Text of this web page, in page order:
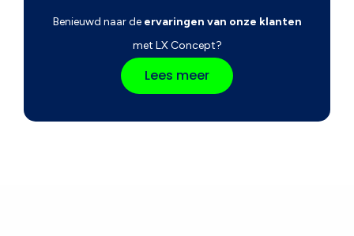
Benieuwd naar de ervaringen van onze klanten
met LX Concept?
Lees meer